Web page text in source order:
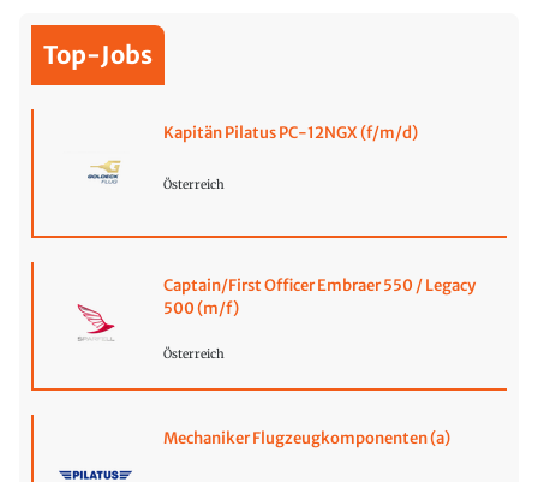
Top-Jobs
Kapitän Pilatus PC-12NGX (f/m/d)
Österreich
Captain/First Officer Embraer 550 / Legacy
500 (m/f)
Österreich
Mechaniker Flugzeugkomponenten (a)